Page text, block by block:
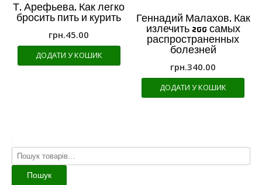
Т. Арефьева. Как легко
бросить пить и курить
грн.45.00
ДОДАТИ У КОШИК
Геннадий Малахов. Как
излечить 200 самых
распространенных
болезней
грн.340.00
ДОДАТИ У КОШИК
Шукати:
Пошук